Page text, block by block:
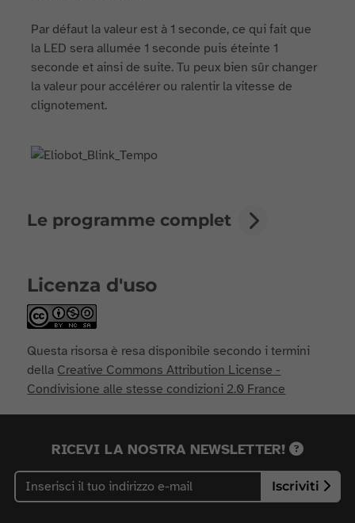
Par défaut la valeur est à 1 seconde, ce qui fait que
la LED sera allumée 1 seconde puis éteinte 1
seconde et ainsi de suite. Tu peux bien sûr changer
la valeur pour accélérer ou ralentir la vitesse de
clignotement.
Le programme complet
Licenza d'uso
Questa risorsa è resa disponibile secondo i termini
della Creative Commons Attribution License -
Condivisione alle stesse condizioni 2.0 France
RICEVI LA NOSTRA NEWSLETTER!
Iscriviti